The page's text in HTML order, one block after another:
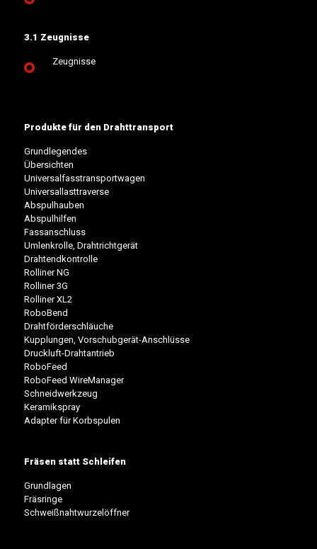
3.1 Zeugnisse
Zeugnisse
Produkte für den Drahttransport
Grundlegendes
Übersichten
Universalfasstransportwagen
Universallasttraverse
Abspulhauben
Abspulhilfen
Fassanschluss
Umlenkrolle, Drahtrichtgerät
Drahtendkontrolle
Rolliner NG
Rolliner 3G
Rolliner XL2
RoboBend
Drahtförderschläuche
Kupplungen, Vorschubgerät-Anschlüsse
Druckluft-Drahtantrieb
RoboFeed
RoboFeed WireManager
Schneidwerkzeug
Keramikspray
Adapter für Korbspulen
Fräsen statt Schleifen
Grundlagen
Fräsringe
Schweißnahtwurzelöffner